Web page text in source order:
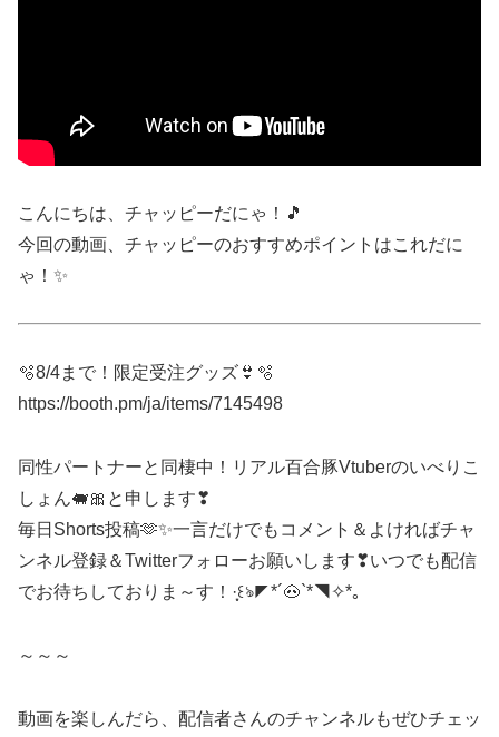
こんにちは、チャッピーだにゃ！🎵
今回の動画、チャッピーのおすすめポイントはこれだに
ゃ！✨
🫧8/4まで！限定受注グッズ👙🫧
https://booth.pm/ja/items/7145498
同性パートナーと同棲中！リアル百合豚Vtuberのいべりこ
しょん🐖🎀と申します❣
毎日Shorts投稿🫶✨一言だけでもコメント＆よければチャ
ンネル登録＆Twitterフォローお願いします❣いつでも配信
でお待ちしておりま～す！·̩͙꒰ঌ◤*´🐽`*◥✧*｡
～～～
動画を楽しんだら、配信者さんのチャンネルもぜひチェッ